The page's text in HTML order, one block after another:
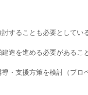
することも必要としている
造を進める必要があるこ
・支援方策を検討（プロ